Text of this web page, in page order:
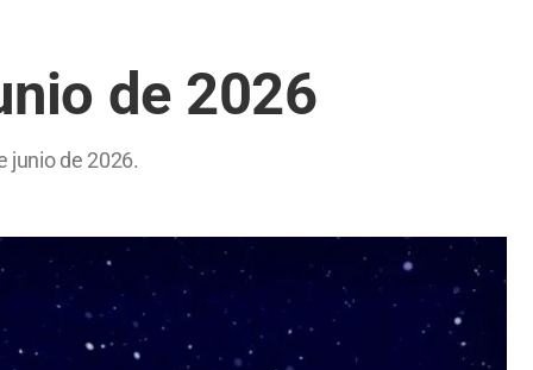
de 2026
junio de 2026.